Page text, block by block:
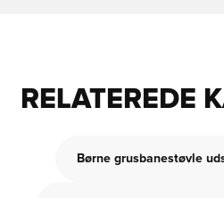
RELATEREDE
Børne grusbanestøvle